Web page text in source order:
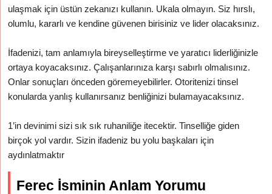
ulaşmak için üstün zekanızı kullanın. Ukala olmayın. Siz hırslı,
olumlu, kararlı ve kendine güvenen birisiniz ve lider olacaksınız.
İfadenizi, tam anlamıyla bireyselleştirme ve yaratıcı liderliğinizle
ortaya koyacaksınız. Çalışanlarınıza karşı sabırlı olmalısınız.
Onlar sonuçları önceden göremeyebilirler. Otoritenizi tinsel
konularda yanlış kullanırsanız benliğinizi bulamayacaksınız.
1’in devinimi sizi sık sık ruhaniliğe itecektir. Tinselliğe giden
birçok yol vardır. Sizin ifadeniz bu yolu başkaları için
aydınlatmaktır
Ferec İsminin Anlam Yorumu